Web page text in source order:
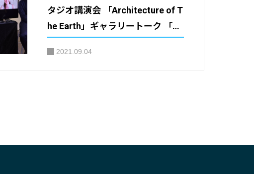
タジオ講演会 「Architecture of T
he Earth」ギャラリートーク 「Fo
re」（出演：藤本壮介氏ほか）
｜ＴＯＴＯギャラリー・間
2021.09.04